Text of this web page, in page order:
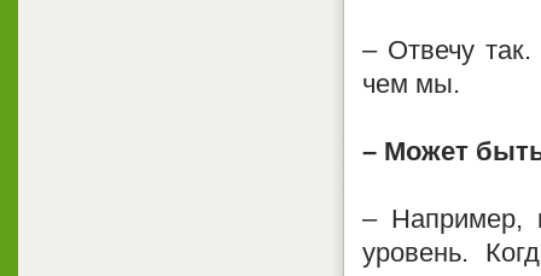
– Отвечу
чем мы.
– Может
– Например,
уровень.